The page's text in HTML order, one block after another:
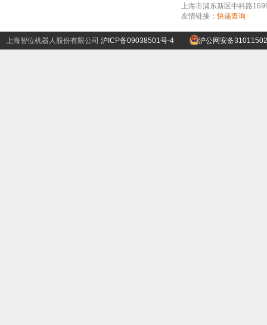
上海市浦东新区中科路
友情链接：快递查询
上海智位机器人股份有限公司 沪ICP备09038501号-4 沪公网安备